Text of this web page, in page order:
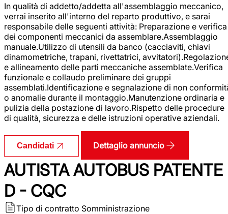
In qualità di addetto/addetta all'assemblaggio meccanico,
verrai inserito all'interno del reparto produttivo, e sarai
responsabile delle seguenti attività: Preparazione e verifica
dei componenti meccanici da assemblare.Assemblaggio
manuale.Utilizzo di utensili da banco (cacciaviti, chiavi
dinamometriche, trapani, rivettatrici,
e allineamento delle parti meccaniche assemblate.Verifica
funzionale e collaudo preliminare dei gruppi
assemblati.Identificazione e segnalazione di non
o anomalie durante il montaggio.Manutenzione ordinaria e
pulizia della postazione di lavoro.Rispetto delle procedure
di qualità, sicurezza e delle istruzioni operative aziendali.
Candidati Dettaglio annuncio
AUTISTA AUTOBUS PATENTE
D - CQC
Tipo di contratto Somministrazione